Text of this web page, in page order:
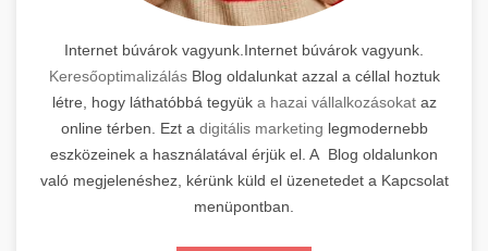
Internet búvárok vagyunk.Internet búvárok vagyunk.
KeresőoptimalizálásBlog oldalunkat azzal a céllal hoztuk
létre, hogy láthatóbbá tegyük a hazai vállalkozásokataz
online térben. Ezt a digitális marketing legmodernebb
eszközeinek a használatával érjük el. A Blog oldalunkon
való megjelenéshez, kérünk küld el üzenetedet a Kapcsolat
menüpontban.